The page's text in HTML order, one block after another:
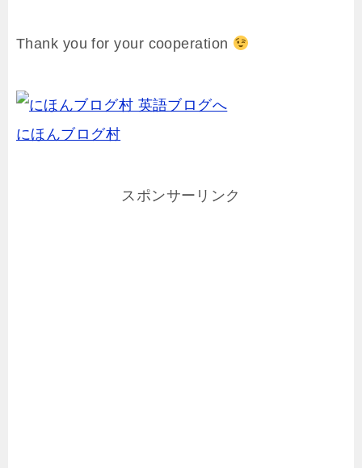
Thank you for your cooperation
にほんブログ村
スポンサーリンク